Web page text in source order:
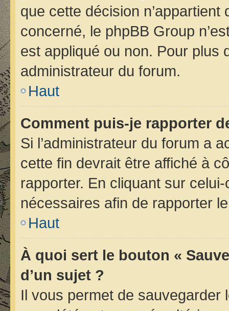
que cette décision n’appartient
concerné, le phpBB Group
est appliqué ou non. Pour plus
administrateur du forum.
Haut
Comment puis-je rapporter
Si l’administrateur du forum a
cette fin devrait être affiché à
rapporter. En cliquant sur
nécessaires afin de rapporter
Haut
À quoi sert le bouton «
d’un sujet ?
Il vous permet de sauvegarder